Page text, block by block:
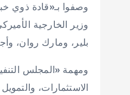
وصفوا بـ«قادة ذوي
وزير الخارجية
بلير، ومارك روان،
ومهمة «المجلس
الاستثمارات،